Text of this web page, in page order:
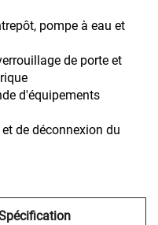
pompe à eau et
de porte et
d'équipements
de déconnexion du